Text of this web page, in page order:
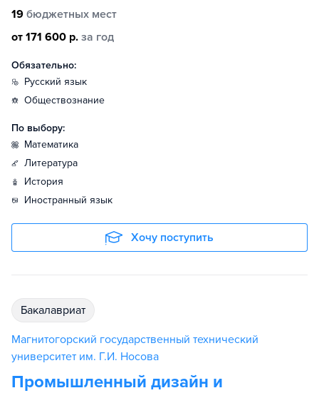
19 бюджетных мест
от 171 600 р. за год
Обязательно:
русский язык
обществознание
По выбору:
математика
литература
история
иностранный язык
Хочу поступить
бакалавриат
Магнитогорский государственный технический
университет им. Г.И. Носова
Промышленный дизайн и